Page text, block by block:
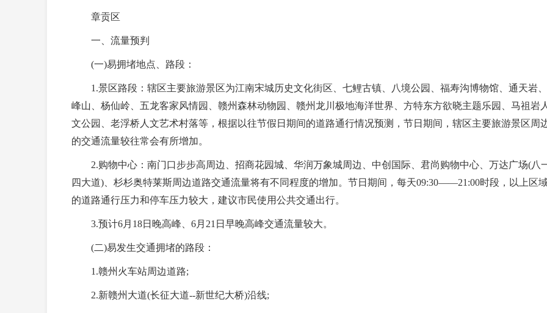
章贡区
一、流量预判
(一)易拥堵地点、路段：
1.景区路段：辖区主要旅游景区为江南宋城历史文化街区、七鲤古镇、八境公园、福寿沟博物馆、通天岩、
峰山、杨仙岭、五龙客家风情园、赣州森林动物园、赣州龙川极地海洋世界、方特东方欲晓主题乐园、马祖岩
文公园、老浮桥人文艺术村落等，根据以往节假日期间的道路通行情况预测，节日期间，辖区主要旅游景区周
的交通流量较往常会有所增加。
2.购物中心：南门口步步高周边、招商花园城、华润万象城周边、中创国际、君尚购物中心、万达广场(八
四大道)、杉杉奥特莱斯周边道路交通流量将有不同程度的增加。节日期间，每天09:30——21:00时段，以上区
的道路通行压力和停车压力较大，建议市民使用公共交通出行。
3.预计6月18日晚高峰、6月21日早晚高峰交通流量较大。
(二)易发生交通拥堵的路段：
1.赣州火车站周边道路;
2.新赣州大道(长征大道--新世纪大桥)沿线;